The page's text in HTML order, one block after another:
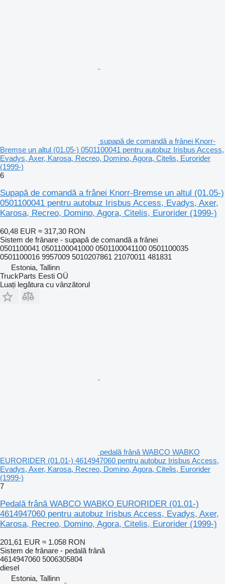
supapă de comandă a frânei Knorr-
Bremse un altul (01.05-) 0501100041 pentru autobuz Irisbus Access,
Evadys, Axer, Karosa, Recreo, Domino, Agora, Citelis, Eurorider
(1999-)
6
Supapă de comandă a frânei Knorr-Bremse un altul (01.05-)
0501100041 pentru autobuz Irisbus Access, Evadys, Axer,
Karosa, Recreo, Domino, Agora, Citelis, Eurorider (1999-)
60,48 EUR ≈ 317,30 RON
Sistem de frânare - supapă de comandă a frânei
0501100041 0501100041000 0501100041100 0501100035
0501100016 9957009 5010207861 21070011 481831
Estonia, Tallinn
TruckParts Eesti OÜ
Luați legătura cu vânzătorul
pedală frână WABCO WABKO
EURORIDER (01.01-) 4614947060 pentru autobuz Irisbus Access,
Evadys, Axer, Karosa, Recreo, Domino, Agora, Citelis, Eurorider
(1999-)
7
Pedală frână WABCO WABKO EURORIDER (01.01-)
4614947060 pentru autobuz Irisbus Access, Evadys, Axer,
Karosa, Recreo, Domino, Agora, Citelis, Eurorider (1999-)
201,61 EUR ≈ 1.058 RON
Sistem de frânare - pedală frână
4614947060 5006305804
diesel
Estonia, Tallinn